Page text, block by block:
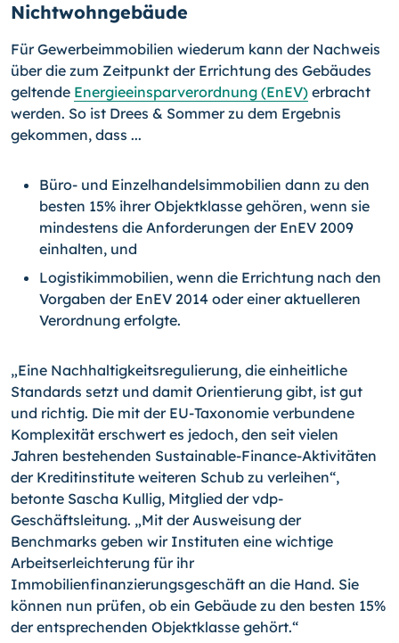
Nichtwohngebäude
Für Gewerbeimmobilien wiederum kann der Nachweis
über die zum Zeitpunkt der Errichtung des Gebäudes
geltende Energieeinsparverordnung (EnEV) erbracht
werden. So ist Drees & Sommer zu dem Ergebnis
gekommen, dass ...
Büro- und Einzelhandelsimmobilien dann zu den
besten 15% ihrer Objektklasse gehören, wenn sie
mindestens die Anforderungen der EnEV 2009
einhalten, und
Logistikimmobilien, wenn die Errichtung nach den
Vorgaben der EnEV 2014 oder einer aktuelleren
Verordnung erfolgte.
„Eine Nachhaltigkeitsregulierung, die einheitliche
Standards setzt und damit Orientierung gibt, ist gut
und richtig. Die mit der EU-Taxonomie verbundene
Komplexität erschwert es jedoch, den seit vielen
Jahren bestehenden Sustainable-Finance-Akti­vi­täten
der Kreditinstitute weiteren Schub zu verleihen“,
betonte Sascha Kullig, Mitglied der vdp-
Geschäftsleitung. „Mit der Ausweisung der
Benchmarks geben wir Instituten eine wichtige
Arbeitserleichterung für ihr
Immobilienfinanzierungsgeschäft an die Hand. Sie
können nun prüfen, ob ein Gebäude zu den besten 15%
der entsprechenden Objektklasse gehört.“